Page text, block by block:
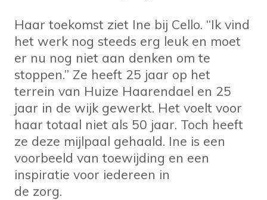
Haar toekomst ziet Ine bij Cello. “Ik vind
het werk nog steeds erg leuk en moet
er nu nog niet aan denken om te
stoppen.” Ze heeft 25 jaar op het
terrein van Huize Haarendael en 25
jaar in de wijk gewerkt. Het voelt voor
haar totaal niet als 50 jaar. Toch heeft
ze deze mijlpaal gehaald. Ine is een
voorbeeld van toewijding en een
inspiratie voor iedereen in
de zorg.